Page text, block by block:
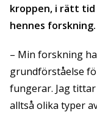
kroppen, i rätt tid
hennes forskning.
– Min forskning
grundförståelse
fungerar. Jag
alltså olika typer